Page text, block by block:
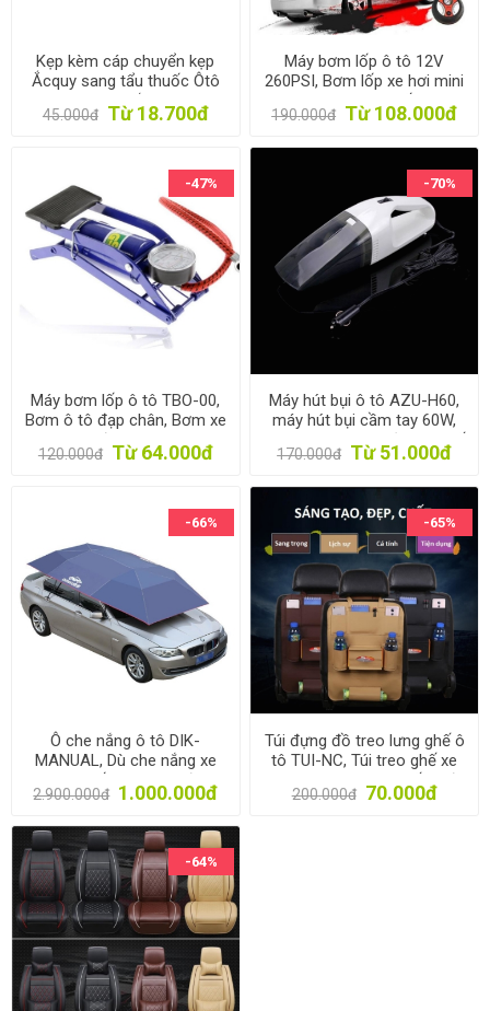
Kẹp kèm cáp chuyển kẹp
Ắcquy sang tẩu thuốc Ôtô
AZU-K40, Kẹp ắc quy sang
tẩu xe hơi dài 40cm
45.000đ Từ 18.700đ
Máy bơm lốp ô tô 12V
260PSI, Bơm lốp xe hơi mini
TBO-60W, Bơm lốp dự
phòng, Air Compressor
190.000đ Từ 108.000đ
-47%
Máy bơm lốp ô tô TBO-00,
Bơm ô tô đạp chân, Bơm xe
máy, xe đạp, Bơm bóng,
Bơm du lịch
120.000đ Từ 64.000đ
-70%
Máy hút bụi ô tô AZU-H60,
máy hút bụi cầm tay 60W,
Máy hút bụi mini vệ sinh ghế
xe hơi
170.000đ Từ 51.000đ
-66%
Ô che nắng ô tô DIK-
MANUAL, Dù che nắng xe
hơi cao cấp dùng tay đóng
mở Dingku
2.900.000đ 1.000.000đ
-65%
Túi đựng đồ treo lưng ghế ô
tô TUI-NC, Túi treo ghế xe
hơi da PU, Túi sau ghế xe đa
năng
200.000đ 70.000đ
-64%